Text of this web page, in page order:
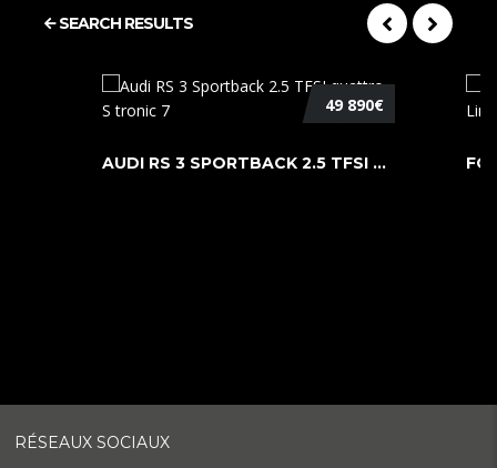
SEARCH RESULTS
49 890€
AUDI RS 3 SPORTBACK 2.5 TFSI QUATTR ...
RÉSEAUX SOCIAUX